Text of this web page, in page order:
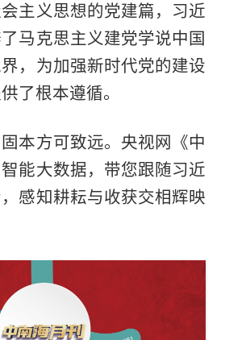
主义思想的党建篇，习近
马克思主义建党学说中国
，为加强新时代党的建设
了根本遵循。
本方可致远。央视网《中
能大数据，带您跟随习近
感知耕耘与收获交相辉映